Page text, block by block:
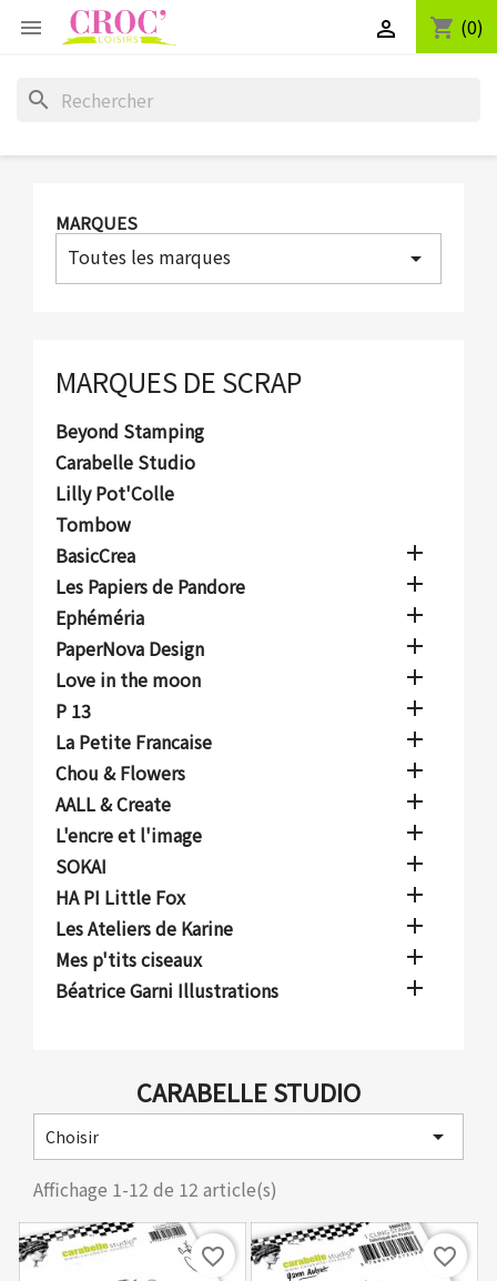
 shopping_cart (0)

search
MARQUES
Toutes les marques arrow_drop_down
MARQUES DE SCRAP
Beyond Stamping
Carabelle Studio
Lilly Pot'Colle
Tombow
BasicCrea

Les Papiers de Pandore

Ephéméria

PaperNova Design

Love in the moon

P 13

La Petite Francaise

Chou & Flowers

AALL & Create

L'encre et l'image

SOKAI

HA PI Little Fox

Les Ateliers de Karine

Mes p'tits ciseaux

Béatrice Garni Illustrations

CARABELLE STUDIO
Choisir

Affichage 1-12 de 12 article(s)
favorite_border favorite_border